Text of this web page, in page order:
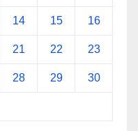
14 15 16
21 22 23
28 29 30